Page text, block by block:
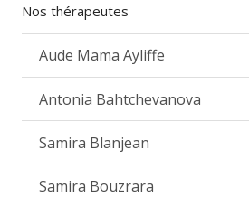
Nos thérapeutes
Aude Mama Ayliffe
Antonia Bahtchevanova
Samira Blanjean
Samira Bouzrara